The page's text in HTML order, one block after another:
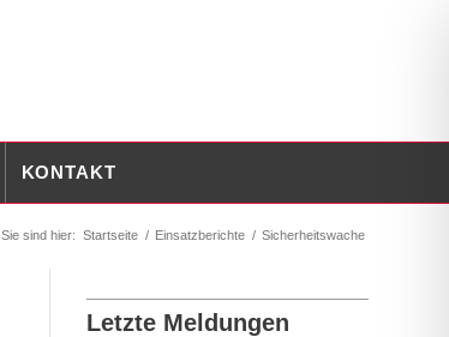
KONTAKT
Sie sind hier: Startseite / Einsatzberichte / Sicherheitswache
Letzte Meldungen